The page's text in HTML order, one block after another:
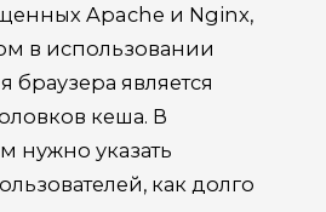
Apache и Nginx,
в использовании
браузера является
кеша. В
нужно указать
как долго